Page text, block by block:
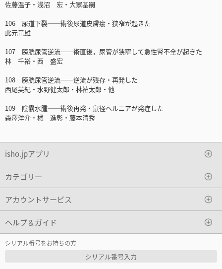
佐藤温子・浅沼 宏・大家基嗣
106 尿道下裂──術後尿道皮膚瘻・狭窄が起きた
此元竜雄
107 膀胱尿管逆流──術直後，尿管が狭窄して急性腎不全が起きた
林 千裕・西 盛宏
108 膀胱尿管逆流──逆流が残存・再発した
西尾英紀・水野健太郎・林祐太郎・他
109 陰囊水腫──術後再発・鼠径ヘルニアが発症した
森澤洋介・橘 進彰・藤本清秀
isho.jpアプリ
カテゴリー
アカウントサービス
ヘルプ＆ガイド
シリアル番号をお持ちの方
シリアル番号入力